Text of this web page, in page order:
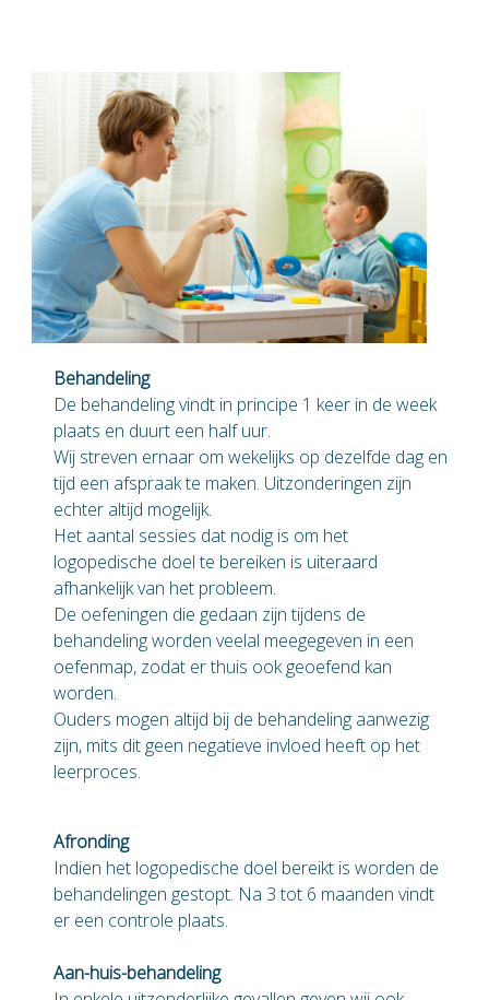
Behandeling
De behandeling vindt in principe 1 keer in de week
plaats en duurt een half uur.
Wij streven ernaar om wekelijks op dezelfde dag en
tijd een afspraak te maken. Uitzonderingen zijn
echter altijd mogelijk.
Het aantal sessies dat nodig is om het
logopedische doel te bereiken is uiteraard
afhankelijk van het probleem.
De oefeningen die gedaan zijn tijdens de
behandeling worden veelal meegegeven in een
oefenmap, zodat er thuis ook geoefend kan
worden.
Ouders mogen altijd bij de behandeling aanwezig
zijn, mits dit geen negatieve invloed heeft op het
leerproces.
Afronding
Indien het logopedische doel bereikt is worden de
behandelingen gestopt. Na 3 tot 6 maanden vindt
er een controle plaats.
Aan-huis-behandeling